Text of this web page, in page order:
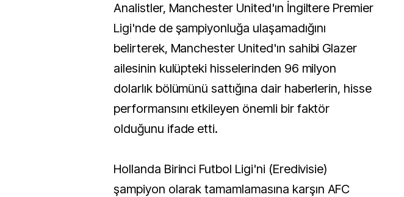
Analistler, Manchester United'ın İngiltere Premier
Ligi'nde de şampiyonluğa ulaşamadığını
belirterek, Manchester United'ın sahibi Glazer
ailesinin kulüpteki hisselerinden 96 milyon
dolarlık bölümünü sattığına dair haberlerin, hisse
performansını etkileyen önemli bir faktör
olduğunu ifade etti.
Hollanda Birinci Futbol Ligi'ni (Eredivisie)
şampiyon olarak tamamlamasına karşın AFC